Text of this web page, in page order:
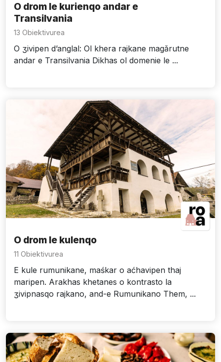
O drom le kurienqo andar e
Transilvania
13 Obiektivurea
O ʒivipen d’anglal: Ol khera rajkane magǎrutne
andar e Transilvania Dikhas ol domenie le ...
O drom le kulenqo
11 Obiektivurea
E kule rumunikane, maśkar o aćhavipen thaj
maripen. Arakhas khetanes o kontrasto la
ʒivipnasqo rajkano, and-e Rumunikano Them, ...